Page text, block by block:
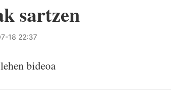
sartzen
18 22:37
lehen bideoa